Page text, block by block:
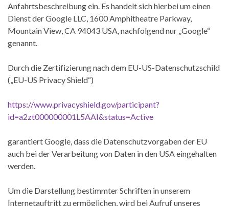
Anfahrtsbeschreibung ein. Es handelt sich hierbei um einen
Dienst der Google LLC, 1600 Amphitheatre Parkway,
Mountain View, CA 94043 USA, nachfolgend nur „Google“
genannt.
Durch die Zertifizierung nach dem EU-US-Datenschutzschild
(„EU-US Privacy Shield“)
https://www.privacyshield.gov/participant?
id=a2zt000000001L5AAI&status=Active
garantiert Google, dass die Datenschutzvorgaben der EU
auch bei der Verarbeitung von Daten in den USA eingehalten
werden.
Um die Darstellung bestimmter Schriften in unserem
Internetauftritt zu ermöglichen, wird bei Aufruf unseres